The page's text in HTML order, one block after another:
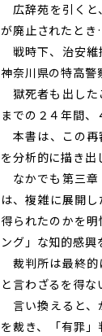
広辞苑を引くと
が廃止されたと
戦時下、治安維
神奈川県の特高警
獄死者も出した
までの２４年間、
本書は、この再
を分析的に描き出
なかでも第三章
は、複雑に展開
得られたのかを
ング」な知的感興
裁判所は最終的
と言わざるを得な
言い換えると、
を裁き、「有罪